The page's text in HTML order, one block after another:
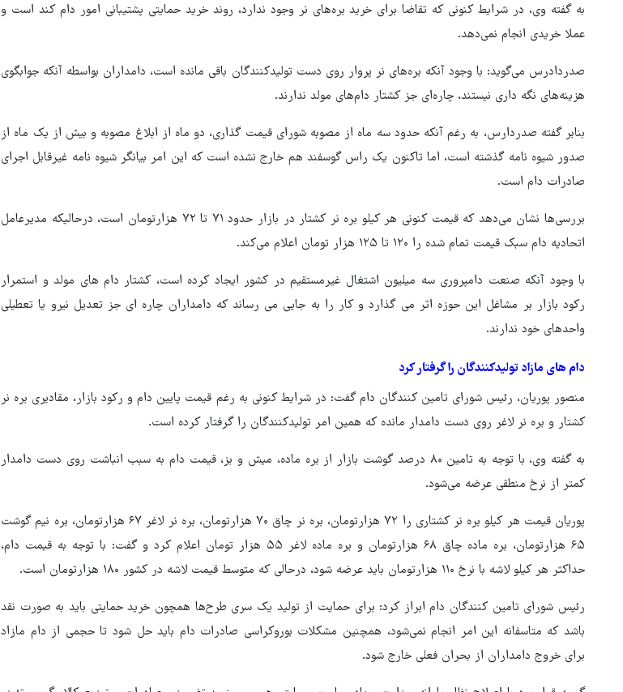
به گفته وی، در شرایط کنونی که تقاضا برای خرید بره‌های نر وجود ندارد، روند خرید حمایتی پشتیبانی امور دام کند است و
عملا خریدی انجام نمی‌دهد.
صدردادرس می‌گوید: با وجود آنکه بره‌های نر پروار روی دست تولیدکنندگان باقی مانده است، دامداران بواسطه آنکه جوابگوی
هزینه‌های نگه داری نیستند، چاره‌ای جز کشتار دام‌های مولد ندارند.
بنابر گفته صدردارس، به رغم آنکه حدود سه ماه از مصوبه شورای قیمت گذاری، دو ماه از ابلاغ مصوبه و بیش از یک ماه از
صدور شیوه نامه گذشته است، اما تاکنون یک راس گوسفند هم خارج نشده است که این امر بیانگر شیوه نامه غیرقابل اجرای
صادرات دام است.
بررسی‌ها نشان می‌دهد که قیمت کنونی هر کیلو بره نر کشتار در بازار حدود ۷۱ تا ۷۲ هزارتومان است، درحالیکه مدیرعامل
اتحادیه دام سبک قیمت تمام شده را ۱۲۰ تا ۱۲۵ هزار تومان اعلام می‌کند.
با وجود آنکه صنعت دامپروری سه میلیون اشتغال غیرمستقیم در کشور ایجاد کرده است، کشتار دام های مولد و استمرار
رکود بازار بر مشاغل این حوزه اثر می گذارد و کار را به جایی می رساند که دامداران چاره ای جز تعدیل نیرو یا تعطیلی
واحدهای خود ندارند.
دام های مازاد تولیدکنندگان را گرفتار کرد
منصور پوریان، رئیس شورای تامین کنندگان دام گفت: در شرایط کنونی به رغم قیمت پایین دام و رکود بازار، مقادیری بره نر
کشتار و بره نر لاغر روی دست دامدار مانده که همین امر تولیدکنندگان را گرفتار کرده است.
به گفته وی، با توجه به تامین ۸۰ درصد گوشت بازار از بره ماده، میش و بز، قیمت دام به سبب انباشت روی دست دامدار
کمتر از نرخ منطقی عرضه می‌شود.
پوریان قیمت هر کیلو بره نر کشتاری را ۷۲ هزارتومان، بره نر چاق ۷۰ هزارتومان، بره نر لاغر ۶۷ هزارتومان، بره نیم گوشت
۶۵ هزارتومان، بره ماده چاق ۶۸ هزارتومان و بره ماده لاغر ۵۵ هزار تومان اعلام کرد و گفت: با توجه به قیمت دام،
حداکثر هر کیلو لاشه با نرخ ۱۱۰ هزارتومان باید عرضه شود، درحالی که متوسط قیمت لاشه در کشور ۱۸۰ هزارتومان است.
رئیس شورای تامین کنندگان دام ابراز کرد: برای حمایت از تولید یک سری طرح‌ها همچون خرید حمایتی باید به صورت نقد
باشد که متاسفانه این امر انجام نمی‌شود، همچنین مشکلات بوروکراسی صادرات دام باید حل شود تا حجمی از دام مازاد
برای خروج دامداران از بحران فعلی خارج شود.